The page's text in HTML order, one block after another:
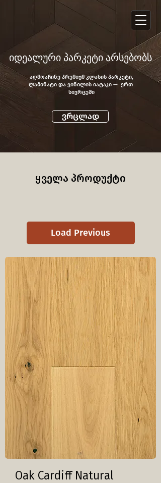
იდეალური პარკეტი არსებობს
აღმოაჩინე პრემიუმ კლასის პარკეტი,
ლამინატი და ვინილის იატაკი — ერთ
სივრცეში
ვრცლად
ყველა პროდუქტი
Load Previous
Oak Cardiff Natural